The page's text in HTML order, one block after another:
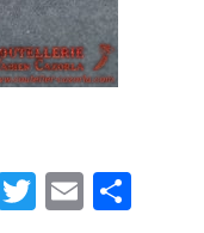
Twitter
Email